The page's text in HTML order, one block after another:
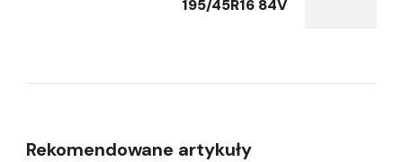
195/45R16 84V
Rekomendowane artykuły